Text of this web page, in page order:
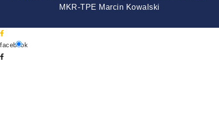
MKR-TPE Marcin Kowalski
facebook